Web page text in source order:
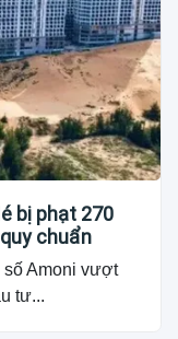
bị phạt 270
chuẩn
số Amoni vượt
tư...